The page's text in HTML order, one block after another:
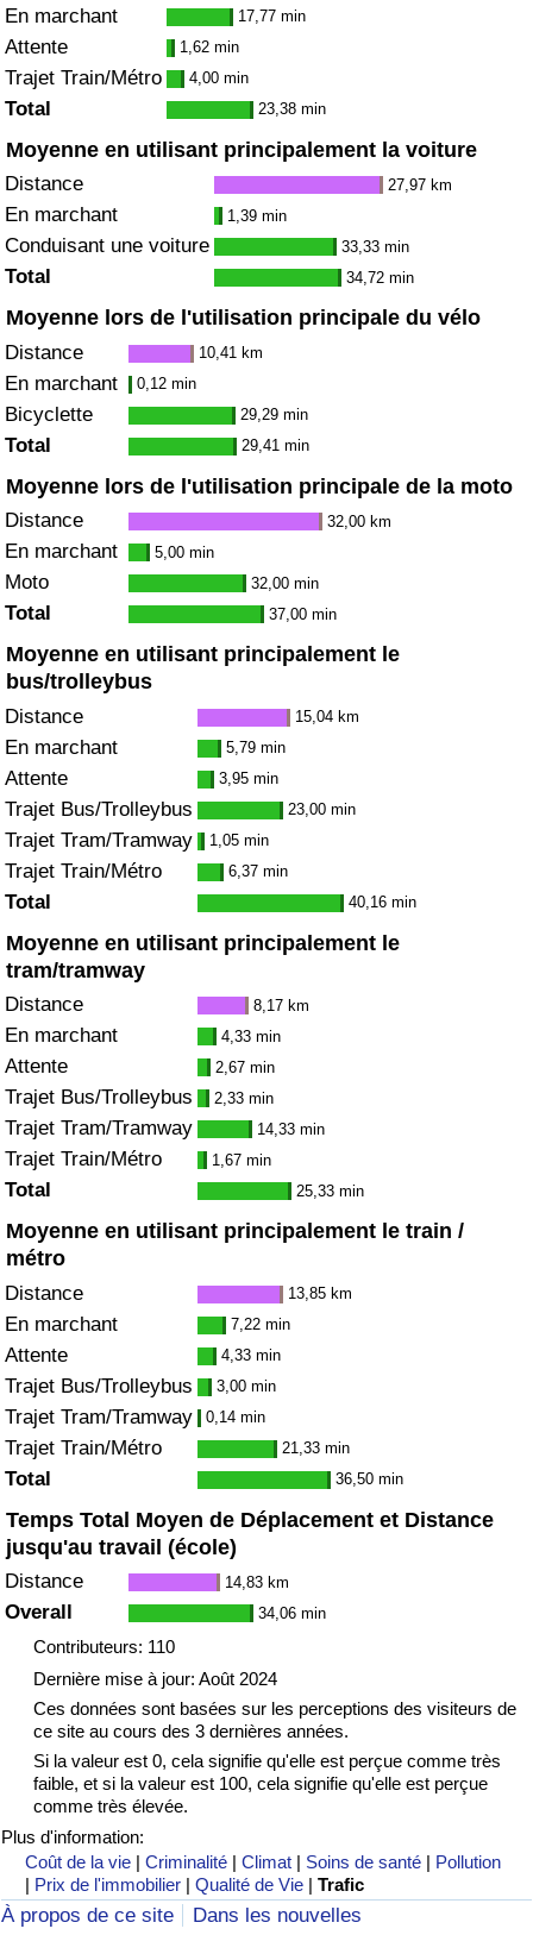
En marchant 17,77 min
Attente 1,62 min
Trajet Train/Métro 4,00 min
Total 23,38 min
Moyenne en utilisant principalement la voiture
Distance 27,97 km
En marchant 1,39 min
Conduisant une voiture 33,33 min
Total 34,72 min
Moyenne lors de l'utilisation principale du vélo
Distance 10,41 km
En marchant 0,12 min
Bicyclette 29,29 min
Total 29,41 min
Moyenne lors de l'utilisation principale de la moto
Distance 32,00 km
En marchant 5,00 min
Moto 32,00 min
Total 37,00 min
Moyenne en utilisant principalement le
bus/trolleybus
Distance 15,04 km
En marchant 5,79 min
Attente 3,95 min
Trajet Bus/Trolleybus 23,00 min
Trajet Tram/Tramway 1,05 min
Trajet Train/Métro 6,37 min
Total 40,16 min
Moyenne en utilisant principalement le
tram/tramway
Distance 8,17 km
En marchant 4,33 min
Attente 2,67 min
Trajet Bus/Trolleybus 2,33 min
Trajet Tram/Tramway 14,33 min
Trajet Train/Métro 1,67 min
Total 25,33 min
Moyenne en utilisant principalement le train /
métro
Distance 13,85 km
En marchant 7,22 min
Attente 4,33 min
Trajet Bus/Trolleybus 3,00 min
Trajet Tram/Tramway 0,14 min
Trajet Train/Métro 21,33 min
Total 36,50 min
Temps Total Moyen de Déplacement et Distance
jusqu'au travail (école)
Distance 14,83 km
Overall 34,06 min
Contributeurs: 110
Dernière mise à jour: Août 2024
Ces données sont basées sur les perceptions des visiteurs de
ce site au cours des 3 dernières années.
Si la valeur est 0, cela signifie qu'elle est perçue comme très
faible, et si la valeur est 100, cela signifie qu'elle est perçue
comme très élevée.
Plus d'information:
Coût de la vie |Criminalité |Climat | Soins de santé | Pollution
| Prix de l'immobilier |Qualité de Vie |Trafic
À propos de ce site Dans les nouvelles